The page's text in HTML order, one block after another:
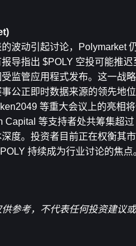
波动引起讨论，Polymarket
导指出 $POLY 空投可能推
监管应用程式发布。这一战
公正即时数据来源的领先地
等重大会议上的亮相
Capital 等支持者处共筹集超
度。投资者目前正在权衡其
持续成为行业讨论的焦点
参考，不代表任何投资建议